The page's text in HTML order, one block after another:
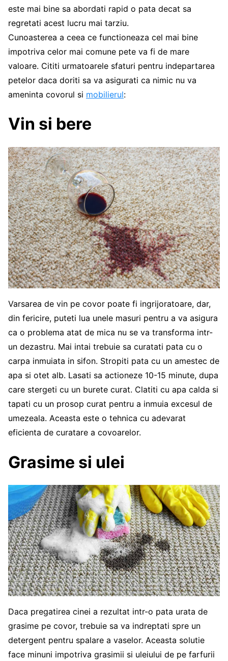
este mai bine sa abordati rapid o pata decat sa
regretati acest lucru mai tarziu.
Cunoasterea a ceea ce functioneaza cel mai bine
impotriva celor mai comune pete va fi de mare
valoare. Cititi urmatoarele sfaturi pentru indepartarea
petelor daca doriti sa va asigurati ca nimic nu va
ameninta covorul si mobilierul:
Vin si bere
Varsarea de vin pe covor poate fi ingrijoratoare, dar,
din fericire, puteti lua unele masuri pentru a va asigura
ca o problema atat de mica nu se va transforma intr-
un dezastru. Mai intai trebuie sa curatati pata cu o
carpa inmuiata in sifon. Stropiti pata cu un amestec de
apa si otet alb. Lasati sa actioneze 10-15 minute, dupa
care stergeti cu un burete curat. Clatiti cu apa calda si
tapati cu un prosop curat pentru a inmuia excesul de
umezeala. Aceasta este o tehnica cu adevarat
eficienta de curatare a covoarelor.
Grasime si ulei
Daca pregatirea cinei a rezultat intr-o pata urata de
grasime pe covor, trebuie sa va indreptati spre un
detergent pentru spalare a vaselor. Aceasta solutie
face minuni impotriva grasimii si uleiului de pe farfurii